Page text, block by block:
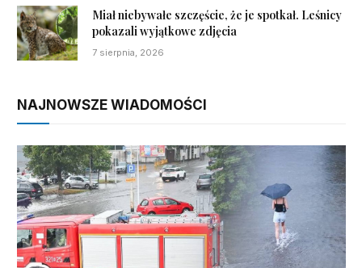
Miał niebywałe szczęście, że je spotkał. Leśnicy
pokazali wyjątkowe zdjęcia
7 sierpnia, 2026
NAJNOWSZE WIADOMOŚCI